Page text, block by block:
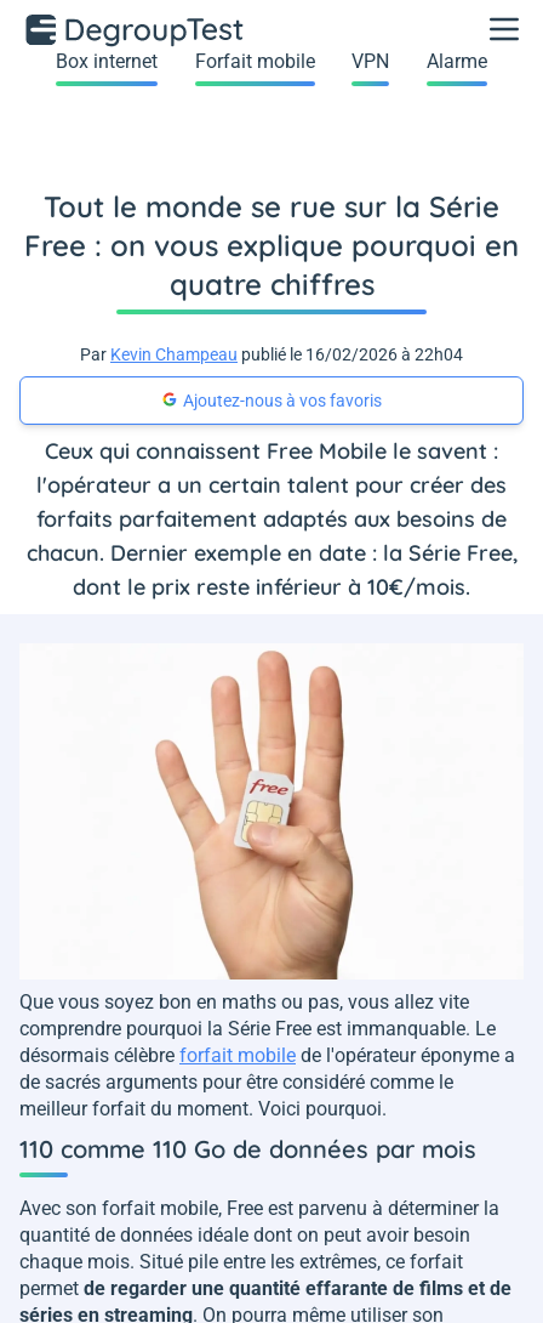
Box internet Forfait mobile VPN Alarme
Tout le monde se rue sur la Série
Free : on vous explique pourquoi en
quatre chiffres
Par Kevin Champeau publié le 16/02/2026 à 22h04
Ajoutez-nous à vos favoris
Ceux qui connaissent Free Mobile le savent :
l'opérateur a un certain talent pour créer des
forfaits parfaitement adaptés aux besoins de
chacun. Dernier exemple en date : la Série Free,
dont le prix reste inférieur à 10€/mois.
Que vous soyez bon en maths ou pas, vous allez vite
comprendre pourquoi la Série Free est immanquable. Le
désormais célèbre forfait mobile de l'opérateur éponyme a
de sacrés arguments pour être considéré comme le
meilleur forfait du moment. Voici pourquoi.
110 comme 110 Go de données par mois
Avec son forfait mobile, Free est parvenu à déterminer la
quantité de données idéale dont on peut avoir besoin
chaque mois. Situé pile entre les extrêmes, ce forfait
permet de regarder une quantité effarante de films et de
séries en streaming. On pourra même utiliser son